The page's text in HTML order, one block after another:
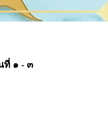
ที่ ๑ - ๓